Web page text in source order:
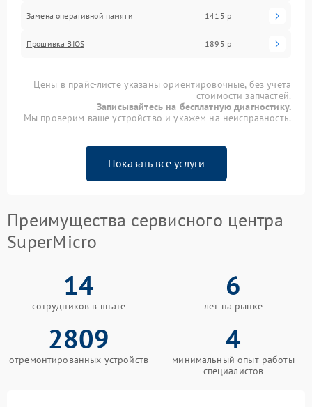
Замена оперативной памяти 1415 р
Прошивка BIOS 1895 р
Цены в прайс-листе указаны ориентировочные, без учета
стоимости запчастей.
Записывайтесь на бесплатную диагностику.
Мы проверим ваше устройство и укажем на неисправность.
Показать все услуги
Преимущества сервисного центра
SuperMicro
14
сотрудников в штате
6
лет на рынке
2809
отремонтированных устройств
4
минимальный опыт работы
специалистов